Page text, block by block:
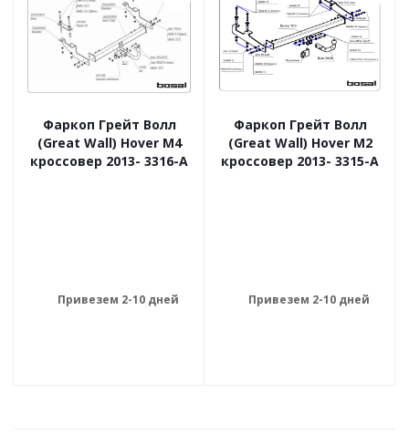
Фаркоп Грейт Волл
(Great Wall) Hover M4
кроссовер 2013- 3316-A
Привезем 2-10 дней
Фаркоп Грейт Волл
(Great Wall) Hover M2
кроссовер 2013- 3315-A
Привезем 2-10 дней